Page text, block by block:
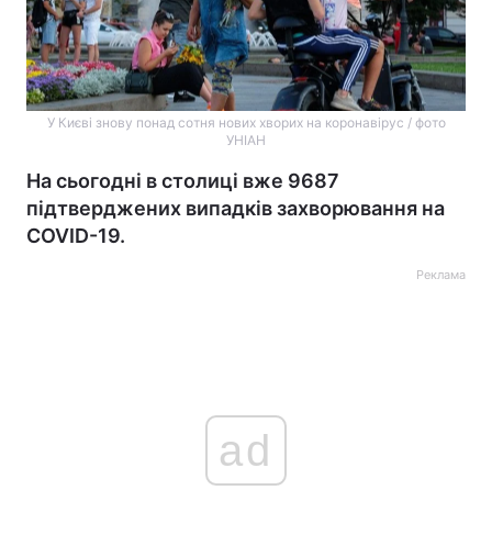
У Києві знову понад сотня нових хворих на коронавірус / фото
УНІАН
На сьогодні в столиці вже 9687
підтверджених випадків захворювання на
COVID-19.
Реклама
ad